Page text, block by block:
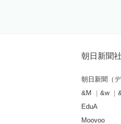
朝日新聞
朝日新聞（デ
&M
&w
EduA
Moovoo